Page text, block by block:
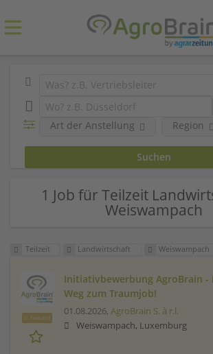
Art der Anstellung Region
1 Job für Teilzeit
Weiswampach
Teilzeit Landwirtschaft Weiswampach
Featured
Initiativbewerbung AgroBrain -
Weg zum Traumjob!
01.08.2026, AgroBrain S. à r.l.
Weiswampach, Luxemburg